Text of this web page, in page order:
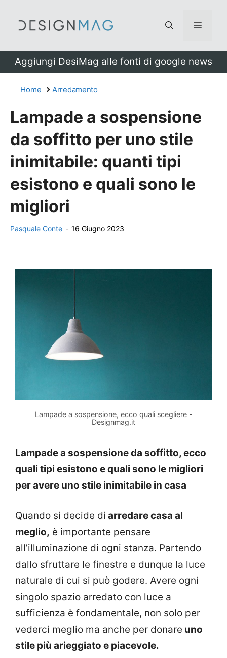
Menu
Aggiungi DesiMag alle fonti di google news
Home Arredamento
Lampade a sospensione
da soffitto per uno stile
inimitabile: quanti tipi
esistono e quali sono le
migliori
Pasquale Conte - 16 Giugno 2023
Lampade a sospensione, ecco quali scegliere -
Designmag.it
Lampade a sospensione da soffitto, ecco
quali tipi esistono e quali sono le migliori
per avere uno stile inimitabile in casa
Quando si decide di arredare casa al
meglio, è importante pensare
all’illuminazione di ogni stanza. Partendo
dallo sfruttare le finestre e dunque la luce
naturale di cui si può godere. Avere ogni
singolo spazio arredato con luce a
sufficienza è fondamentale, non solo per
vederci meglio ma anche per donare uno
stile più arieggiato e piacevole.